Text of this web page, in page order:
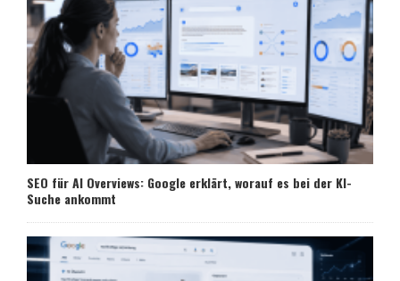
SEO für AI Overviews: Google erklärt, worauf es bei der KI-
Suche ankommt